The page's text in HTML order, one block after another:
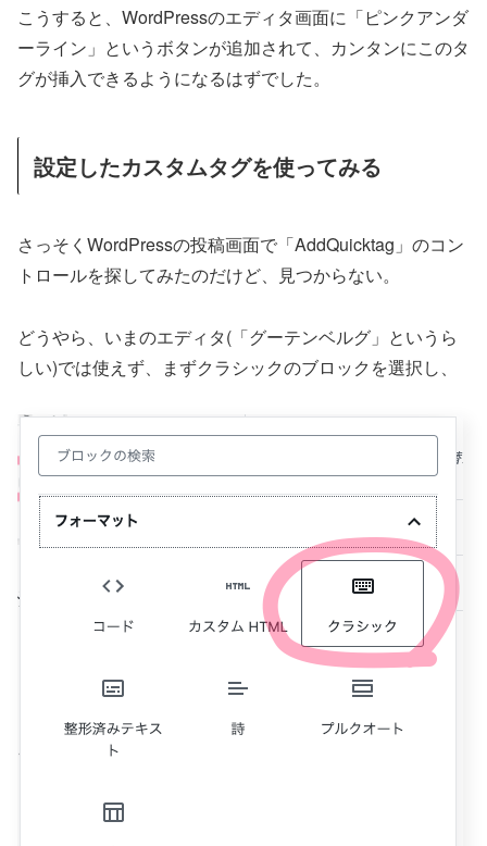
こうすると、WordPressのエディタ画面に「ピンクアンダ
ーライン」というボタンが追加されて、カンタンにこのタ
グが挿入できるようになるはずでした。
設定したカスタムタグを使ってみる
さっそくWordPressの投稿画面で「AddQuicktag」のコン
トロールを探してみたのだけど、見つからない。
どうやら、いまのエディタ(「グーテンベルグ」というら
しい)では使えず、まずクラシックのブロックを選択し、